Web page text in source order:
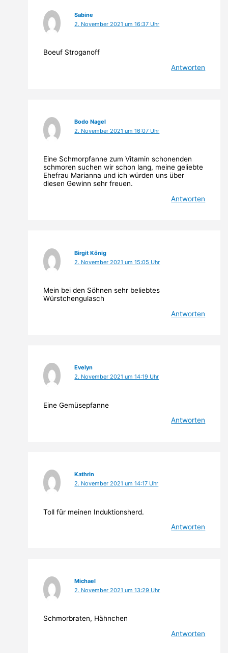
Sabine
2. November 2021 um 16:37 Uhr
Boeuf Stroganoff
Antworten
Bodo Nagel
2. November 2021 um 16:07 Uhr
Eine Schmorpfanne zum Vitamin schonenden
schmoren suchen wir schon lang, meine geliebte
Ehefrau Marianna und ich würden uns über
diesen Gewinn sehr freuen.
Antworten
Birgit König
2. November 2021 um 15:05 Uhr
Mein bei den Söhnen sehr beliebtes
Würstchengulasch
Antworten
Evelyn
2. November 2021 um 14:19 Uhr
Eine Gemüsepfanne
Antworten
Kathrin
2. November 2021 um 14:17 Uhr
Toll für meinen Induktionsherd.
Antworten
Michael
2. November 2021 um 13:29 Uhr
Schmorbraten, Hähnchen
Antworten